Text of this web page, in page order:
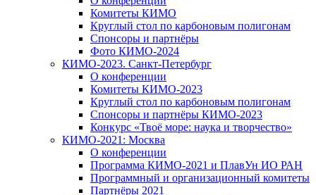
Комитеты КИМО
Круглый стол по карбоновым полигонам
Спонсоры и партнёры
Фото КИМО-2024
КИМО-2023. Санкт-Петербург
О конференции
Комитеты КИМО-2023
Круглый стол по карбоновым полигонам
Спонсоры и партнёры КИМО-2023
Конкурс «Твоё море: наука и творчество»
КИМО-2021: Москва
О конференции
Программа КИМО-2021 и ПлавУн ИО РАН
Программный и организационный комитеты
Партнёры 2021